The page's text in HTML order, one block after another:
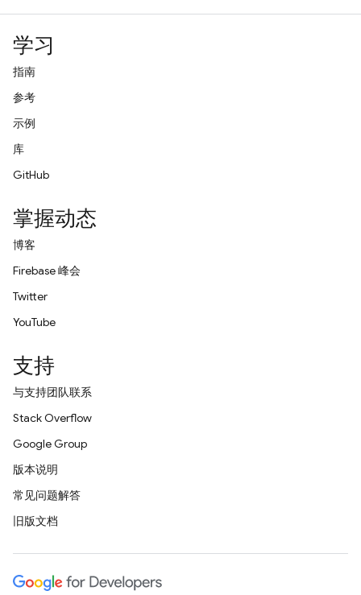
学习
指南
参考
示例
库
GitHub
掌握动态
博客
Firebase 峰会
Twitter
YouTube
支持
与支持团队联系
Stack Overflow
Google Group
版本说明
常见问题解答
旧版文档